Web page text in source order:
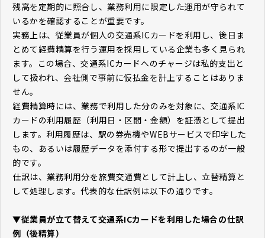
残高を定期的に照合し、業務利用に限定した運用が守られて
いるかを確認することが重要です。
実務上は、従業員が個人の交通系ICカードを利用し、後日ま
とめて経費精算を行う運用を採用している企業も多く見られ
ます。この場合、交通系ICカードへのチャージは私的支出と
して扱われ、会社側で事前に仮払金を計上することはありま
せん。
経費精算時には、業務で利用した分のみを対象に、交通系IC
カードの利用履歴（利用日・区間・金額）を証憑として提出
します。利用履歴は、駅の券売機やWEBサービスで印字した
もの、あるいは履歴データを添付する形で提出するのが一般
的です。
仕訳は、業務利用分を旅費交通費として計上し、立替精算と
して処理します。代表的な仕訳例は以下の通りです。
▼従業員が立て替えて交通系ICカードを利用した場合の仕訳
例（後精算）